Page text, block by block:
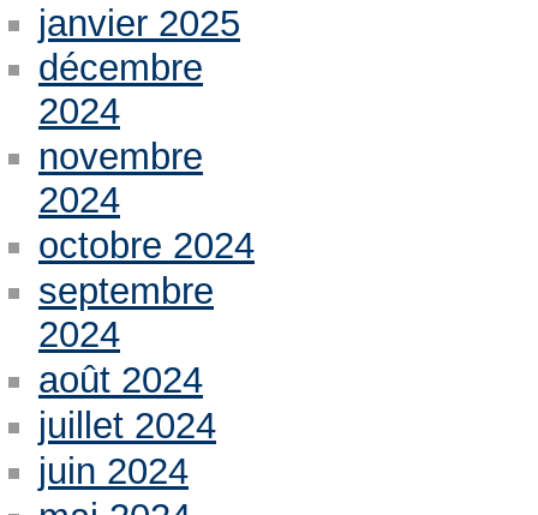
janvier 2025
décembre
2024
novembre
2024
octobre 2024
septembre
2024
août 2024
juillet 2024
juin 2024